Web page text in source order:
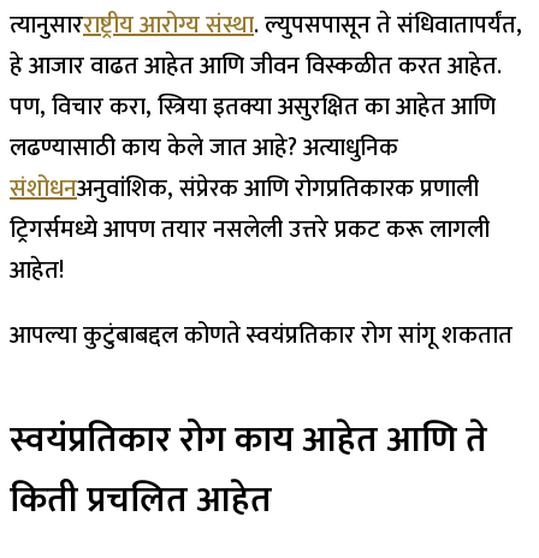
त्यानुसारराष्ट्रीय आरोग्य संस्था. ल्युपसपासून ते संधिवातापर्यंत,
हे आजार वाढत आहेत आणि जीवन विस्कळीत करत आहेत.
पण, विचार करा, स्त्रिया इतक्या असुरक्षित का आहेत आणि
लढण्यासाठी काय केले जात आहे? अत्याधुनिक
संशोधनअनुवांशिक, संप्रेरक आणि रोगप्रतिकारक प्रणाली
ट्रिगर्समध्ये आपण तयार नसलेली उत्तरे प्रकट करू लागली
आहेत!
आपल्या कुटुंबाबद्दल कोणते स्वयंप्रतिकार रोग सांगू शकतात
स्वयंप्रतिकार रोग काय आहेत आणि ते
किती प्रचलित आहेत